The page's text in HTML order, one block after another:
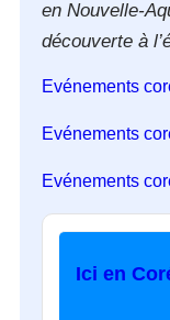
en Nouvelle-
découverte à
Evénements
Evénements
Evénements
Ici en